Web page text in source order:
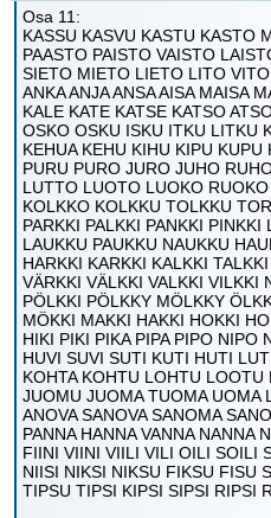
Osa 11:
KASSU KASVU KASTU KASTO
PAASTO PAISTO VAISTO
SIETO MIETO LIETO LITO VITO
ANKA ANJA ANSA AISA MAISA
KALE KATE KATSE KATSO
OSKO OSKU ISKU ITKU LITKU
KEHUA KEHU KIHU KIPU
PURU PURO JURO JUHO
LUTTO LUOTO LUOKO
KOLKKO KOLKKU TOLKKU
PARKKI PALKKI PANKKI
LAUKKU PAUKKU NAUKKU
HARKKI KARKKI KALKKI
VÄRKKI VÄLKKI VALKKI VILKKI
PÖLKKI PÖLKKY MÖLKKY
MÖKKI MAKKI HAKKI HOKKI
HIKI PIKI PIKA PIPA PIPO NIPO
HUVI SUVI SUTI KUTI HUTI
KOHTA KOHTU LOHTU
JUOMU JUOMA TUOMA UOMA
ANOVA SANOVA SANOMA
PANNA HANNA VANNA NANNA
FIINI VIINI VIILI VILI OILI SOILI
NIISI NIKSI NIKSU FIKSU FISU
TIPSU TIPSI KIPSI SIPSI RIPSI